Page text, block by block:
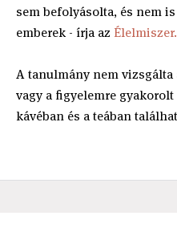
sem befolyásolta, és nem
emberek - írja az
A tanulmány nem
vagy a figyelemre
kávéban és a teában